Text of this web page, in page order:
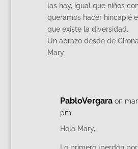
las hay, igual que niños
queramos hacer hincapié
que existe la diversidad.
Un abrazo desde de Girona
Mary
PabloVergara on
pm
Hola Mary,
Lo primero ¡perdón